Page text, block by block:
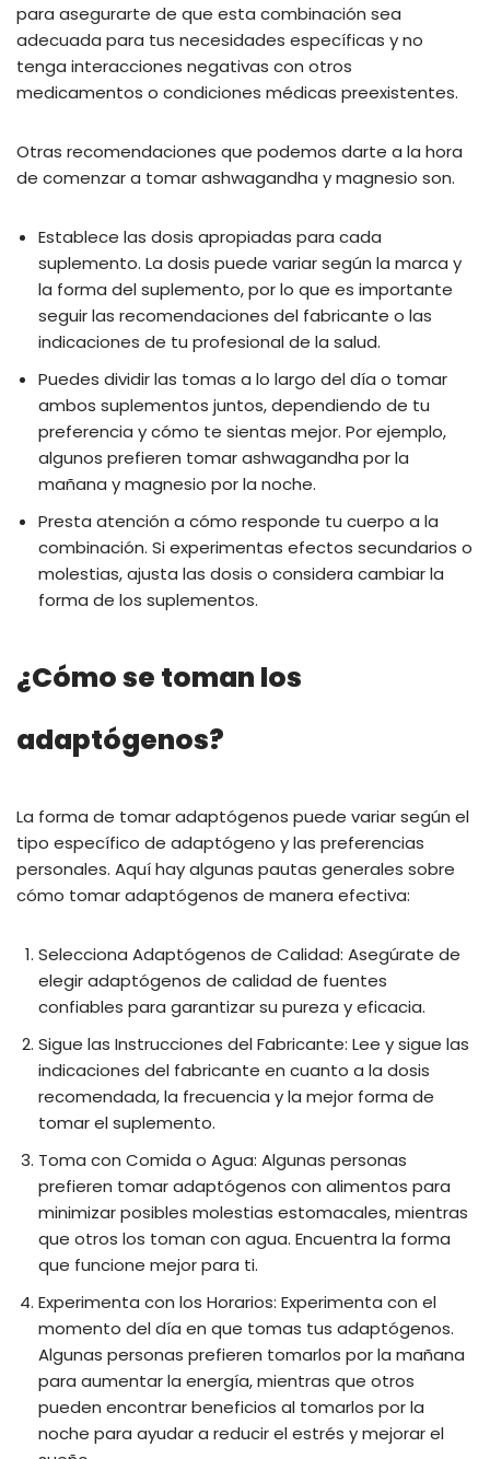
para asegurarte de que esta combinación sea
adecuada para tus necesidades específicas y no
tenga interacciones negativas con otros
medicamentos o condiciones médicas preexistentes.
Otras recomendaciones que podemos darte a la hora
de comenzar a tomar ashwagandha y magnesio son.
Establece las dosis apropiadas para cada
suplemento. La dosis puede variar según la marca y
la forma del suplemento, por lo que es importante
seguir las recomendaciones del fabricante o las
indicaciones de tu profesional de la salud.
Puedes dividir las tomas a lo largo del día o tomar
ambos suplementos juntos, dependiendo de tu
preferencia y cómo te sientas mejor. Por ejemplo,
algunos prefieren tomar ashwagandha por la
mañana y magnesio por la noche.
Presta atención a cómo responde tu cuerpo a la
combinación. Si experimentas efectos secundarios o
molestias, ajusta las dosis o considera cambiar la
forma de los suplementos.
¿Cómo se toman los
adaptógenos?
La forma de tomar adaptógenos puede variar según el
tipo específico de adaptógeno y las preferencias
personales. Aquí hay algunas pautas generales sobre
cómo tomar adaptógenos de manera efectiva:
Selecciona Adaptógenos de Calidad: Asegúrate de
elegir adaptógenos de calidad de fuentes
confiables para garantizar su pureza y eficacia.
Sigue las Instrucciones del Fabricante: Lee y sigue las
indicaciones del fabricante en cuanto a la dosis
recomendada, la frecuencia y la mejor forma de
tomar el suplemento.
Toma con Comida o Agua: Algunas personas
prefieren tomar adaptógenos con alimentos para
minimizar posibles molestias estomacales, mientras
que otros los toman con agua. Encuentra la forma
que funcione mejor para ti.
Experimenta con los Horarios: Experimenta con el
momento del día en que tomas tus adaptógenos.
Algunas personas prefieren tomarlos por la mañana
para aumentar la energía, mientras que otros
pueden encontrar beneficios al tomarlos por la
noche para ayudar a reducir el estrés y mejorar el